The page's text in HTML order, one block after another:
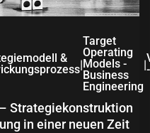
&
|
Target
Operating
Models -
Business
Engineering
|
Strategiekonstruktion
in einer neuen Zeit